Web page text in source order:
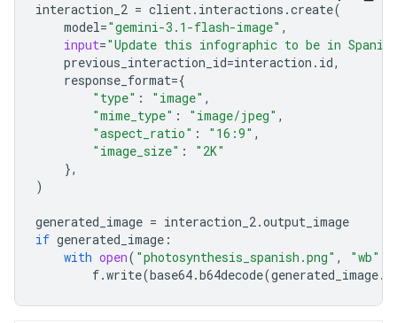
interaction_2 = client. interactions .create(
model="gemini-3.1-flash-image" ,
input="Update this infographic to be in
previous_interaction_id=interaction . id,
response_format={
"type" : "image" ,
"mime_type" : "image/jpeg" ,
"aspect_ratio" : "16:9" ,
"image_size" :
"2K"
},
)
generated_image = interaction_2.output_image
if generated_image :
with open( "photosynthesis_spanish.png" , "wb"
f.write(base64.b64decode(generated_image.